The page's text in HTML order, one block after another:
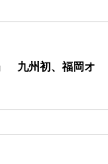
九州初、福岡オ